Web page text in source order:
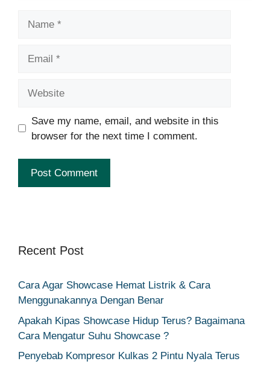
Save my name, email, and website in this
browser for the next time I comment.
Recent Post
Cara Agar Showcase Hemat Listrik & Cara
Menggunakannya Dengan Benar
Apakah Kipas Showcase Hidup Terus? Bagaimana
Cara Mengatur Suhu Showcase ?
Penyebab Kompresor Kulkas 2 Pintu Nyala Terus